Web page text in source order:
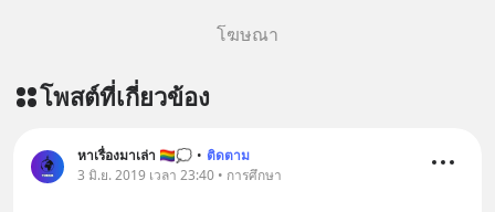
โฆษณา
โพสต์ที่เกี่ยวข้อง
หาเรื่องมาเล่า 🏳️‍🌈💭 • ติดตาม
3 มิ.ย. 2019 เวลา 23:40 • การศึกษา